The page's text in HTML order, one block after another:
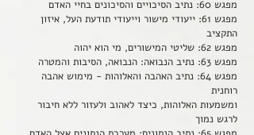
מפגש 60: נתיב הסיכויים והסיכונים בחיי האדם
מפגש 61: ייעודי מישור וייעודי תודעת העל, איזון
התקציב
מפגש 62: שליטי המישורים, מי הוא יהוה
מפגש 63: נתיב הנבואה: הנבואה, הסיבות והמטרה
מפגש 64: נתיב האהבה והאלוהות - מימוש אהבה
רוחנית
ומשמעות האלוהות, כיצד לאהוב ולעזור ללא חיבור
לרגש נמוך